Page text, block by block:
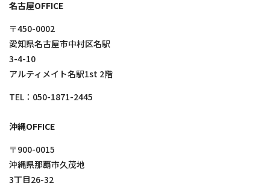
名古屋OFFICE
〒450-0002
愛知県名古屋市中村区名駅
3-4-10
アルティメイト名駅1st 2階
TEL： 050-1871-2445
沖縄OFFICE
〒900-0015
沖縄県那覇市久茂地
3丁目26-32